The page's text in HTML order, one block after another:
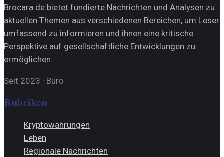
Brocara.de bietet fundierte Nachrichten und Analysen zu
aktuellen Themen aus verschiedenen Bereichen, um Leser
umfassend zu informieren und ihnen eine kritische
Perspektive auf gesellschaftliche Entwicklungen zu
ermöglichen.
Seit 2023 · Büro
Rubriken
Kryptowährungen
Leben
Regionale Nachrichten